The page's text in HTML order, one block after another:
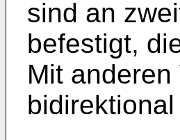
sind an
befestigt,
Mit